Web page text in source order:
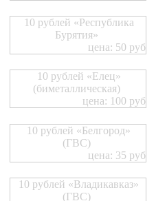
10 рублей «Республика
Бурятия»
цена: 50 руб
10 рублей «Елец»
(биметаллическая)
цена: 100 руб
10 рублей «Белгород»
(ГВС)
цена: 35 руб
10 рублей «Владикавказ»
(ГВС)